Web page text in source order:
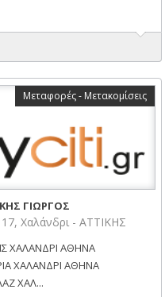
Μεταφορές - Μετακομίσεις
ΓΙΩΡΓΟΣ
Χαλάνδρι - ΑΤΤΙΚΗΣ
ΧΑΛΑΝΔΡΙ ΑΘΗΝΑ
ΧΑΛΑΝΔΡΙ ΑΘΗΝΑ
ΧΑΛ...